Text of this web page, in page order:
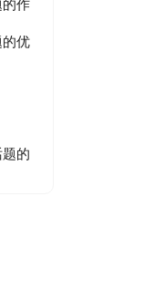
的作
的优
的